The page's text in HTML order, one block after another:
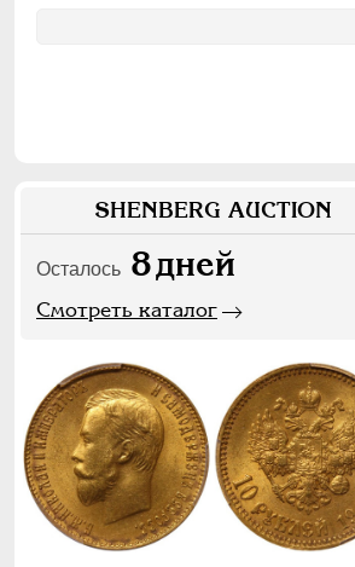
SHENBERG AUCTION
Осталось 8дней
Смотреть каталог